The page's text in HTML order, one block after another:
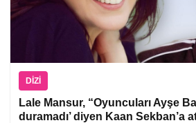
DIZI
Lale Mansur, “Oyuncuları Ayşe
duramadı’ diyen Kaan Sekban’a